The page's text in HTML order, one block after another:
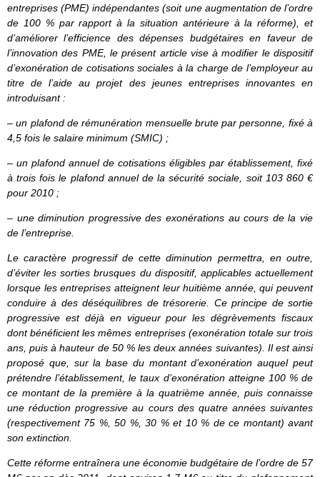
entreprises (PME) indépendantes (soit une augmentation de l’ordre
de 100 % par rapport à la situation antérieure à la réforme), et
d’améliorer l’efficience des dépenses budgétaires en faveur de
l’innovation des PME, le présent article vise à modifier le dispositif
d’exonération de cotisations sociales à la charge de l’employeur au
titre de l’aide au projet des jeunes entreprises innovantes en
introduisant :
– un plafond de rémunération mensuelle brute par personne, fixé à
4,5 fois le salaire minimum (SMIC) ;
– un plafond annuel de cotisations éligibles par établissement, fixé
à trois fois le plafond annuel de la sécurité sociale, soit 103 860 €
pour 2010 ;
– une diminution progressive des exonérations au cours de la vie
de l’entreprise.
Le caractère progressif de cette diminution permettra, en outre,
d’éviter les sorties brusques du dispositif, applicables actuellement
lorsque les entreprises atteignent leur huitième année, qui peuvent
conduire à des déséquilibres de trésorerie. Ce principe de sortie
progressive est déjà en vigueur pour les dégrèvements fiscaux
dont bénéficient les mêmes entreprises (exonération totale sur trois
ans, puis à hauteur de 50 % les deux années suivantes). Il est ainsi
proposé que, sur la base du montant d’exonération auquel peut
prétendre l’établissement, le taux d’exonération atteigne 100 % de
ce montant de la première à la quatrième année, puis connaisse
une réduction progressive au cours des quatre années suivantes
(respectivement 75 %, 50 %, 30 % et 10 % de ce montant) avant
son extinction.
Cette réforme entraînera une économie budgétaire de l’ordre de 57